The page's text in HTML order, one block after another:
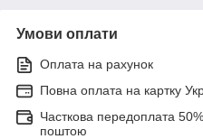
Умови оплати
Оплата на рахунок
Повна оплата на картку
Часткова передоплата
поштою